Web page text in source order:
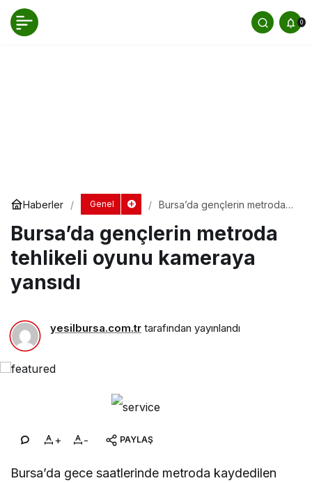
0
Haberler Genel
Bursa’da gençlerin metroda
yansıdı
Bursa’da gençlerin metroda
tehlikeli oyunu kameraya
yansıdı
yesilbursa.com.tr tarafından yayınlandı
+ - PAYLAŞ
Bursa’da gece saatlerinde metroda kaydedilen
Bursa’da gençlerin metroda tehlikeli oyunu